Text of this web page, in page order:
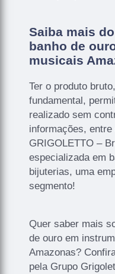
Saiba mais
banho de
musicais
Ter o produto
fundamental,
realizado sem
informações,
GRIGOLETTO –
especializada em
bijuterias, uma
segmento!
Quer saber mais
de ouro em
Amazonas?
pela Grupo